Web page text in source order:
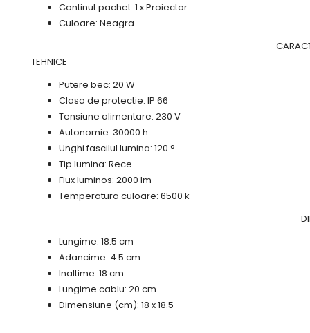
Continut pachet: 1 x Proiector
Culoare: Neagra
TEHNICE
Putere bec: 20 W
Clasa de protectie: IP 66
Tensiune alimentare: 230 V
Autonomie: 30000 h
Unghi fascilul lumina: 120 °
Tip lumina: Rece
Flux luminos: 2000 lm
Temperatura culoare: 6500 k
Lungime: 18.5 cm
Adancime: 4.5 cm
Inaltime: 18 cm
Lungime cablu: 20 cm
Dimensiune (cm): 18 x 18.5